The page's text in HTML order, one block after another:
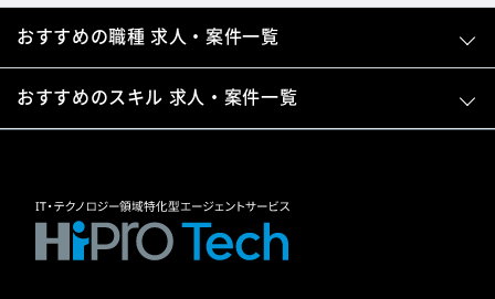
おすすめの職種 求人・案件一覧
おすすめのスキル 求人・案件一覧